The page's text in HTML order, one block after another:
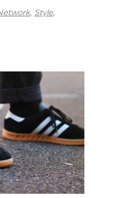
Style